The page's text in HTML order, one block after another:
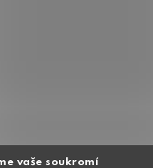
vaše soukromí